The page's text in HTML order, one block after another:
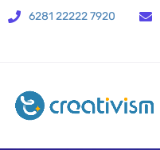
6281 22222 7920